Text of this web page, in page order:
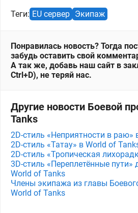
Теги: EU сервер Экипаж
Понравилась новость? Тогда
забудь оставить свой
А так же, добавь наш сайт в
Ctrl+D), не теряй нас.
Другие новости Боевой
Tanks
2D-стиль «Неприятности в раю»
2D-стиль «Татау» в World of
2D-стиль «Тропическая
3D-стиль «Переплетённые пути»
World of Tanks
Члены экипажа из главы
World of Tanks